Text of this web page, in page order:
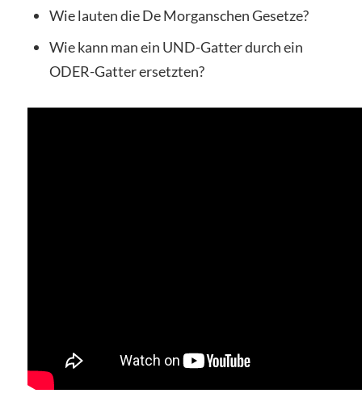
Wie lauten die De Morganschen Gesetze?
Wie kann man ein UND-Gatter durch ein
ODER-Gatter ersetzten?